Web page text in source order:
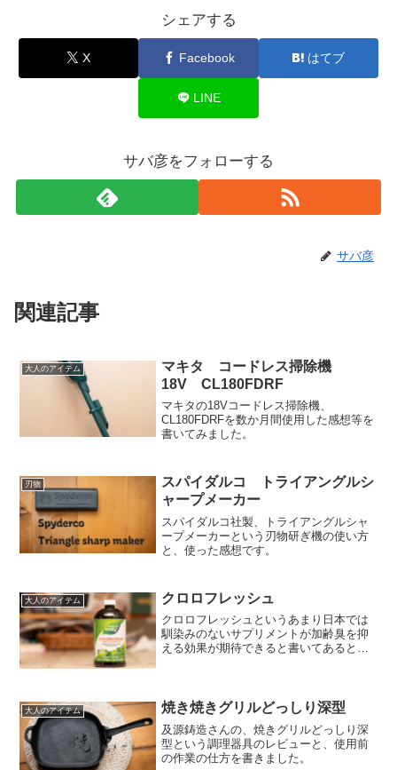
シェアする
X Facebook はてブ
LINE
サバ彦をフォローする
サバ彦
関連記事
大人のアイテム
マキタ コードレス掃除機
18V CL180FDRF
マキタの18Vコードレス掃除機、
CL180FDRFを数か月間使用した感想等を
書いてみました。
刃物
スパイダルコ トライアングルシ
ャープメーカー
スパイダルコ社製、トライアングルシャ
ープメーカーという刃物研ぎ機の使い方
と、使った感想です。
大人のアイテム クロロフレッシュ
クロロフレッシュというあまり日本では
馴染みのないサプリメントが加齢臭を抑
える効果が期待できると書いてあると妻
大人のアイテム 焼き焼きグリルどっしり深型
及源鋳造さんの、焼きグリルどっしり深
型という調理器具のレビューと、使用前
の作業の仕方を書きました。